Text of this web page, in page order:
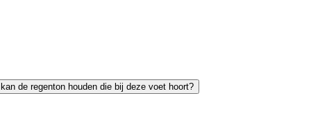
de regenton houden die bij deze voet hoort?